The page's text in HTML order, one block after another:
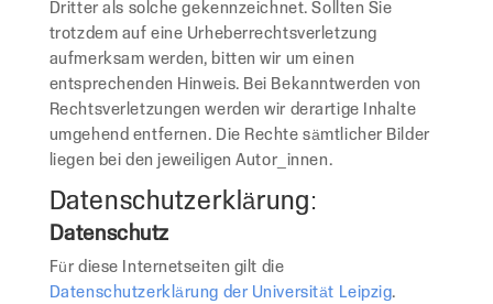
Dritter als solche gekennzeichnet. Sollten Sie
trotzdem auf eine Urheberrechtsverletzung
aufmerksam werden, bitten wir um einen
entsprechenden Hinweis. Bei Bekanntwerden von
Rechtsverletzungen werden wir derartige Inhalte
umgehend entfernen. Die Rechte sämtlicher Bilder
liegen bei den jeweiligen Autor_innen.
Datenschutzerklärung:
Datenschutz
Für diese Internetseiten gilt die
Datenschutzerklärung der Universität Leipzig.